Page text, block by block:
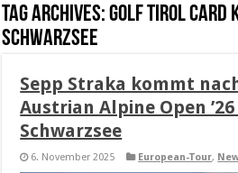
Tag Archives:Golf Tirol Card
Schwarzsee
Sepp Straka kommt
Austrian Alpine Open ’26
Schwarzsee
6. November 2025 European-Tour,